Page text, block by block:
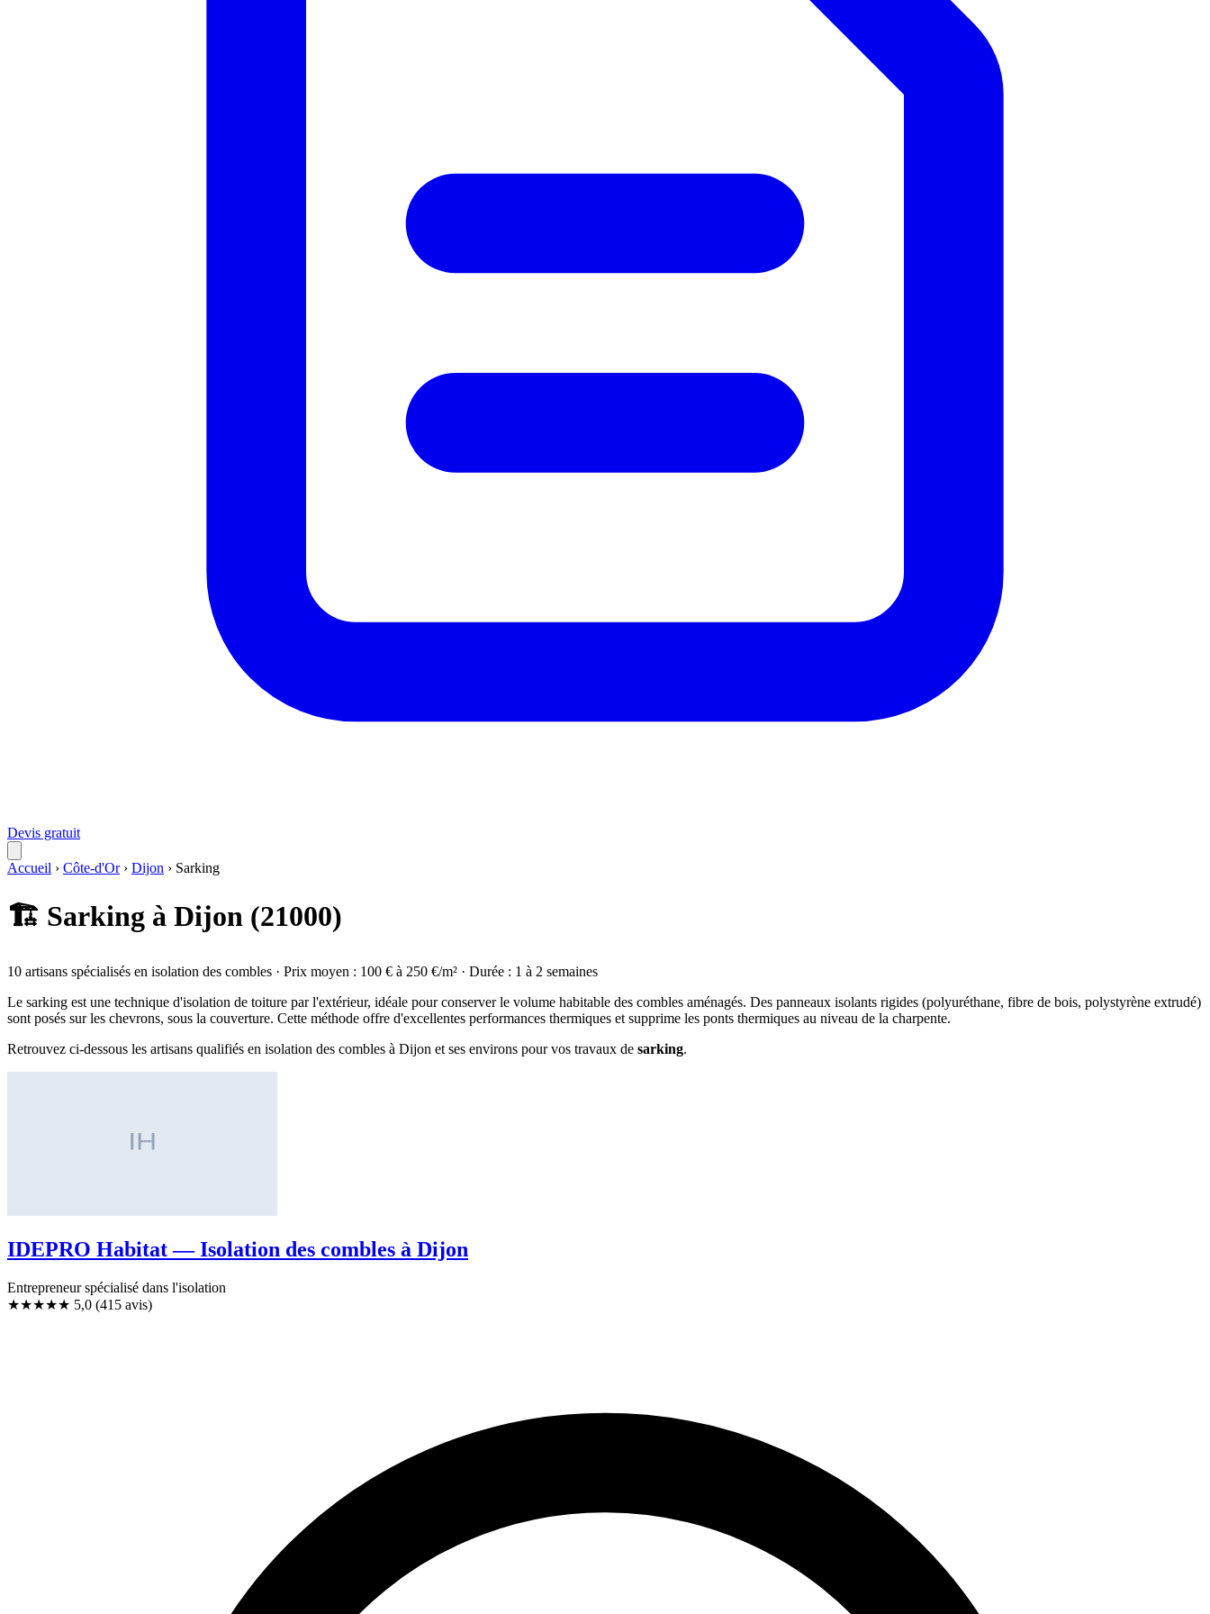
Devis gratuit
Accueil › Côte-d'Or › Dijon › Sarking
🏗️ Sarking à Dijon (21000)
10 artisans spécialisés en isolation des combles · Prix moyen : 100 € à 250 €/m² · Durée : 1 à 2 semaines
Le sarking est une technique d'isolation de toiture par l'extérieur, idéale pour conserver le volume habitable des combles aménagés. Des panneaux isolants rigides (polyuréthane, fibre de bois, polystyrène extrudé)
sont posés sur les chevrons, sous la couverture. Cette méthode offre d'excellentes performances thermiques et supprime les ponts thermiques au niveau de la charpente.
Retrouvez ci-dessous les artisans qualifiés en isolation des combles à Dijon et ses environs pour vos travaux de sarking.
IDEPRO Habitat — Isolation des combles à Dijon
Entrepreneur spécialisé dans l'isolation
★★★★★ 5,0 (415 avis)